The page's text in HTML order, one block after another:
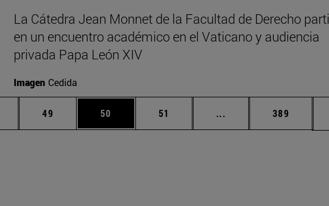
La Cátedra Jean Monnet de la Facultad de Derecho
en un encuentro académico en el Vaticano y audiencia
privada Papa León XIV
Imagen Cedida
Páginas intermedias Use TAB para desplazarse.
Página
49 Página
50 Página
51 ... Páginas intermedias
Página
389